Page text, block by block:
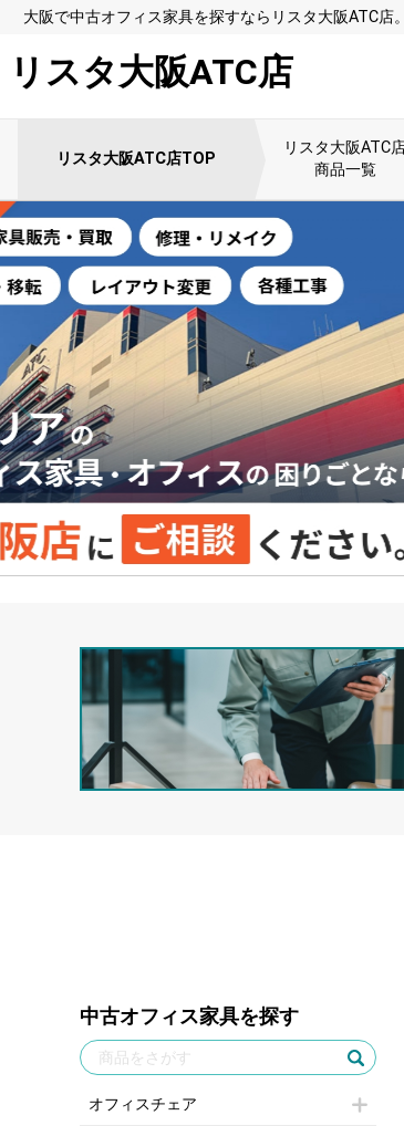
大阪で中古オフィス家具を探すならリスタ大阪ATC
リスタ大阪ATC店
リスタ大阪ATC店TOP
リスタ大阪ATC
商品一覧
中古オフィス家具を探す
オフィスチェア